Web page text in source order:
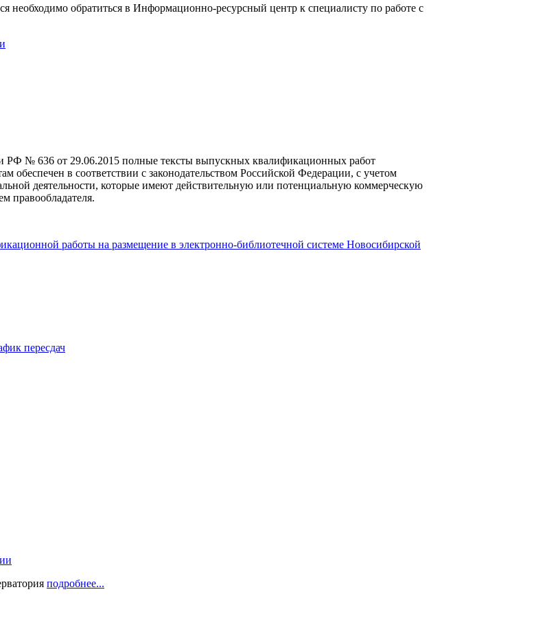
обратиться в Информационно-ресурсный центр к специалисту по работе с
РФ № 636 от 29.06.2015 полные тексты выпускных квалификационных работ
обеспечен в соответствии с законодательством Российской Федерации, с учетом
деятельности, которые имеют действительную или потенциальную коммерческую
правообладателя.
работы на размещение в электронно-библиотечной системе Новосибирской
пересдач
подробнее...